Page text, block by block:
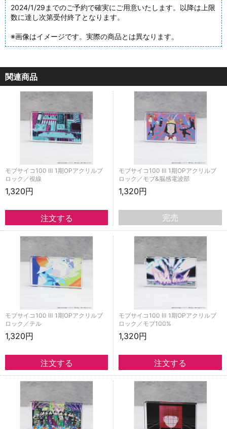
2024/1/29までのご予約で確実にご用意いたします。以降は上限
数に達し次第受付終了となります。
※画像はイメージです。実際の商品とは異なります。
関連商品
モブサイコ100 Ⅲ 1期OPアクリルブ
ロック／視線
1,320円
モブサイコ100 Ⅲ 1期OPアクリルブ
ロック／モブ&脳感電波部
1,320円
完売
モブサイコ100 Ⅲ 1期OPアクリルブ
ロック／テル
1,320円
モブサイコ100 Ⅲ 1期OPアクリルブ
ロック／モブ100%
1,320円